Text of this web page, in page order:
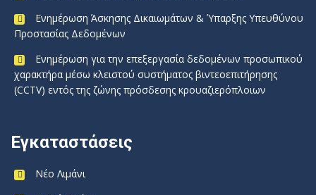
Ενημέρωση Άσκησης Δικαιωμάτων & Ύπαρξης Υπευθύνου
Προστασίας Δεδομένων
Ενημέρωση για την επεξεργασία δεδομένων προσωπικού
χαρακτήρα μέσω κλειστού συστήματος βιντεοεπιτήρησης
(CCTV) εντός της ζώνης πρόσδεσης κρουαζιερόπλοιων
Εγκαταστάσεις
Νέο Λιμάνι